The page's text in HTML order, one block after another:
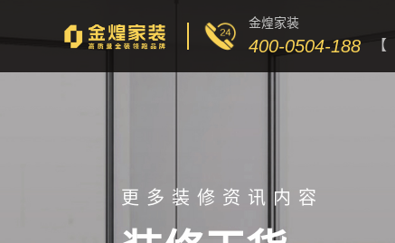
金煌家装
400-0504-188 【
更多装修资讯内容